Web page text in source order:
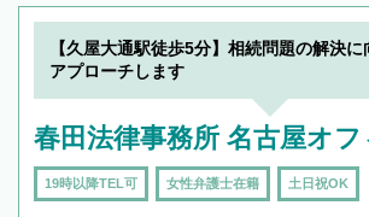
できます。また、相続は感
でフィーリングも重要です。
で複数の弁護士と会話をして
【久屋大通駅徒歩5分】相続問題の解決
アプローチします
春田法律事務所 名古屋オフ
19時以降TEL可 女性弁護士在籍 土日祝OK